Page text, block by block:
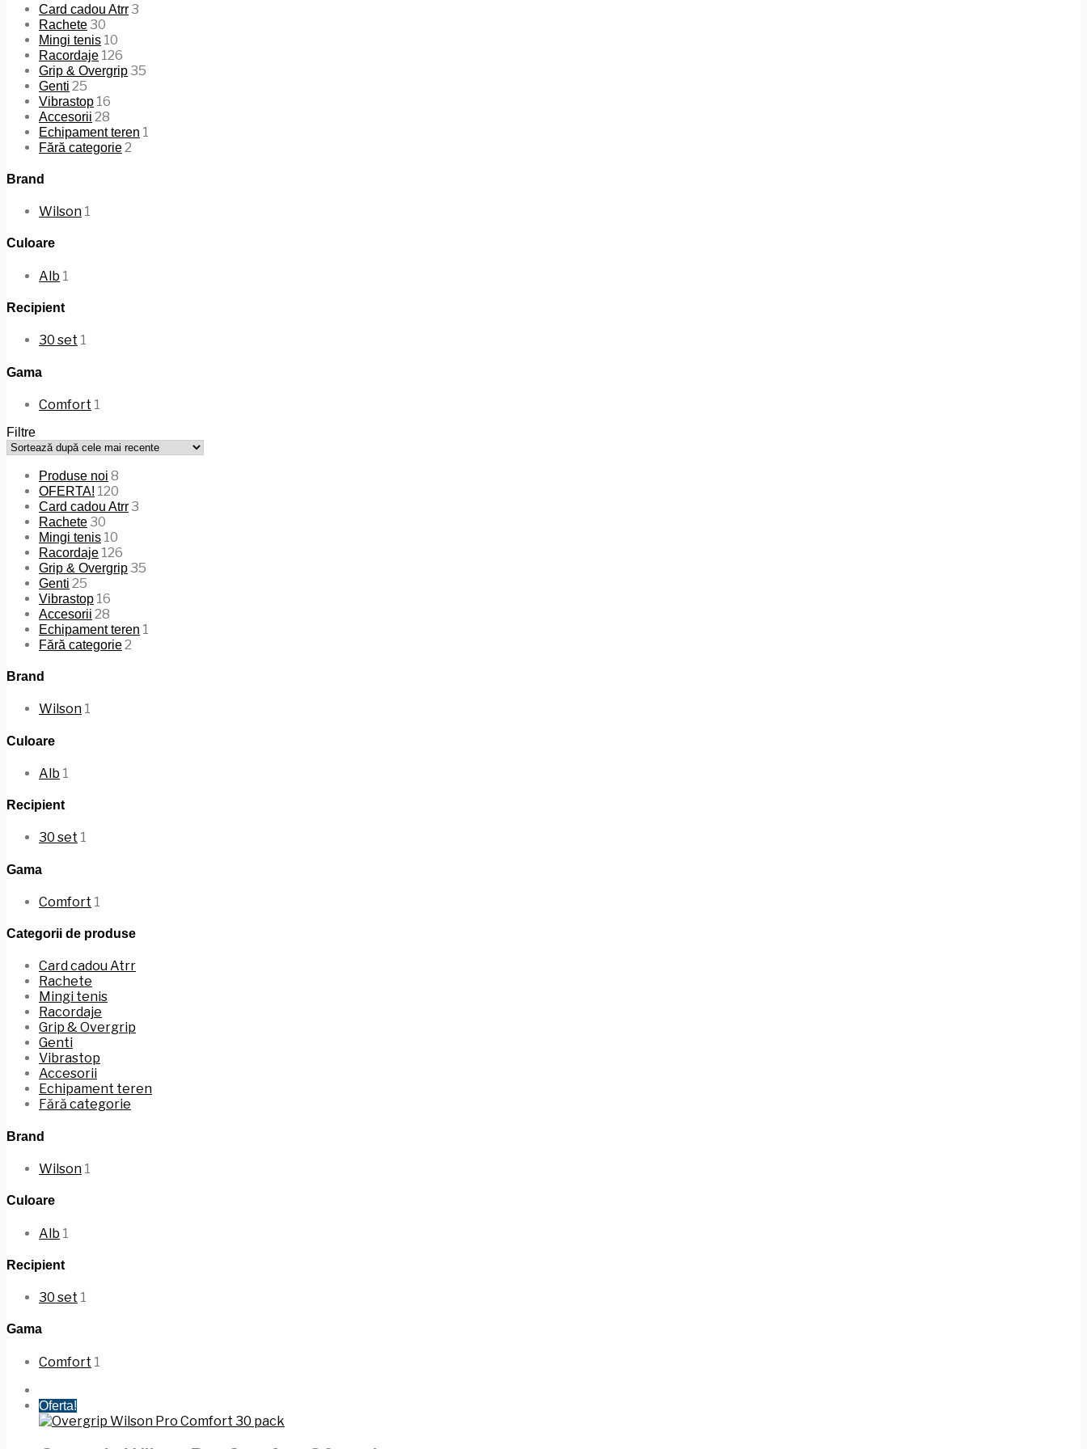
Card cadou Atrr3
Rachete30
Mingi tenis 10
Racordaje 126
Grip & Overgrip35
Genti 25
Vibrastop 16
Accesorii 28
Echipament teren 1
Fără categorie2
Brand
Wilson 1
Culoare
Alb 1
Recipient
30 set 1
Gama
Comfort 1
Filtre
Produse noi 8
OFERTA! 120
Card cadou Atrr3
Rachete30
Mingi tenis 10
Racordaje 126
Grip & Overgrip35
Genti 25
Vibrastop 16
Accesorii 28
Echipament teren 1
Fără categorie2
Brand
Wilson 1
Culoare
Alb 1
Recipient
30 set 1
Gama
Comfort 1
Categorii de produse
Card cadou Atrr
Rachete
Mingi tenis
Racordaje
Grip & Overgrip
Genti
Vibrastop
Accesorii
Echipament teren
Fără categorie
Brand
Wilson 1
Culoare
Alb 1
Recipient
30 set 1
Gama
Comfort 1
Oferta!